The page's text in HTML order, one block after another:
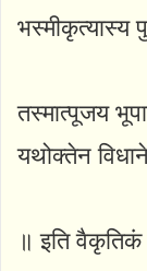
भस्मीकृत्यास्य
तस्मात्पूजय
यथोक्तेन
॥ इति वैकृतिकं